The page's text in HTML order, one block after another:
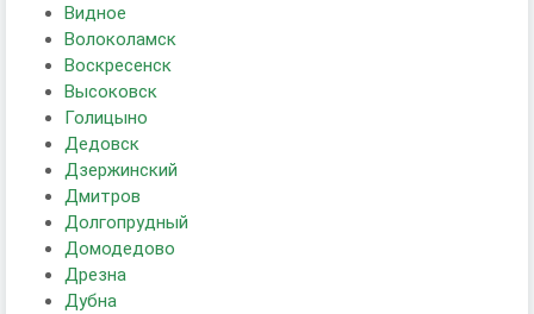
Видное
Волоколамск
Воскресенск
Высоковск
Голицыно
Дедовск
Дзержинский
Дмитров
Долгопрудный
Домодедово
Дрезна
Дубна